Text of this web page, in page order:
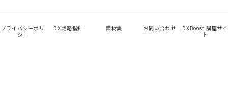
プライバシーポリ
シー
DX戦略指針 素材集 お問い合わせ
DXBoost 講座サイ
ト